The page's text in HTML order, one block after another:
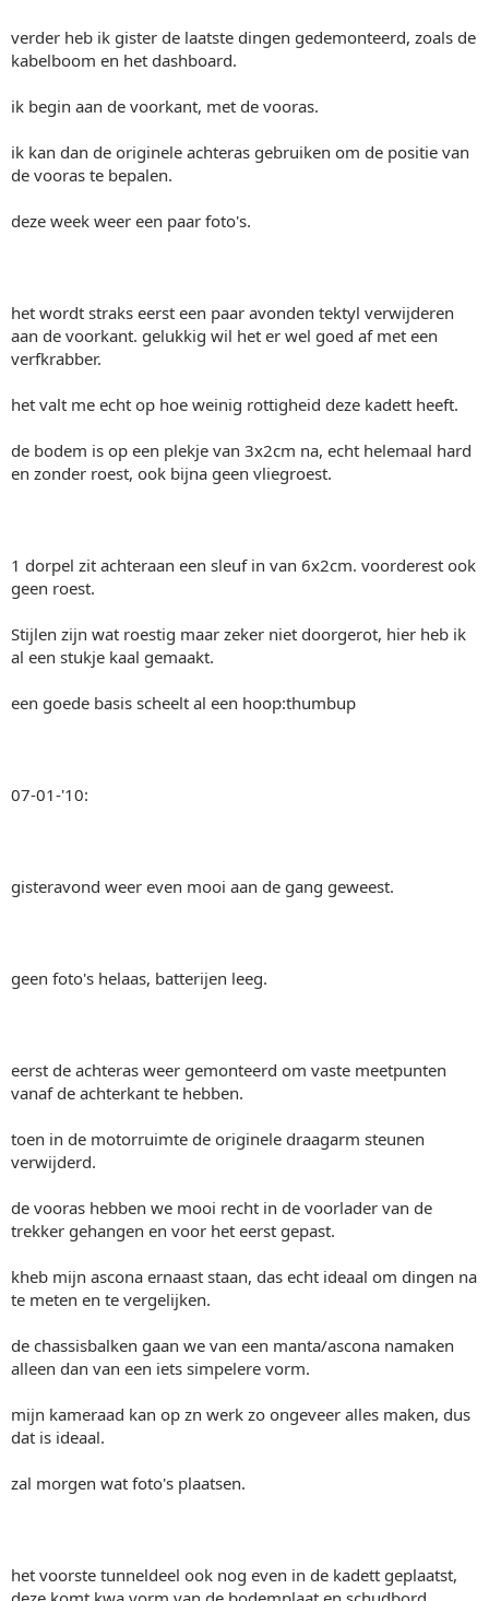
verder heb ik gister de laatste dingen gedemonteerd, zoals de
kabelboom en het dashboard.
ik begin aan de voorkant, met de vooras.
ik kan dan de originele achteras gebruiken om de positie van
de vooras te bepalen.
deze week weer een paar foto's.
het wordt straks eerst een paar avonden tektyl verwijderen
aan de voorkant. gelukkig wil het er wel goed af met een
verfkrabber.
het valt me echt op hoe weinig rottigheid deze kadett heeft.
de bodem is op een plekje van 3x2cm na, echt helemaal hard
en zonder roest, ook bijna geen vliegroest.
1 dorpel zit achteraan een sleuf in van 6x2cm. voorderest ook
geen roest.
Stijlen zijn wat roestig maar zeker niet doorgerot, hier heb ik
al een stukje kaal gemaakt.
een goede basis scheelt al een hoop:thumbup
07-01-'10:
gisteravond weer even mooi aan de gang geweest.
geen foto's helaas, batterijen leeg.
eerst de achteras weer gemonteerd om vaste meetpunten
vanaf de achterkant te hebben.
toen in de motorruimte de originele draagarm steunen
verwijderd.
de vooras hebben we mooi recht in de voorlader van de
trekker gehangen en voor het eerst gepast.
kheb mijn ascona ernaast staan, das echt ideaal om dingen na
te meten en te vergelijken.
de chassisbalken gaan we van een manta/ascona namaken
alleen dan van een iets simpelere vorm.
mijn kameraad kan op zn werk zo ongeveer alles maken, dus
dat is ideaal.
zal morgen wat foto's plaatsen.
het voorste tunneldeel ook nog even in de kadett geplaatst,